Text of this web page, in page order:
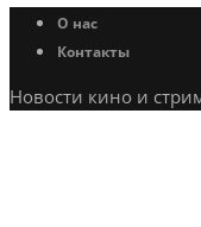
О нас
Контакты
Новости кино и